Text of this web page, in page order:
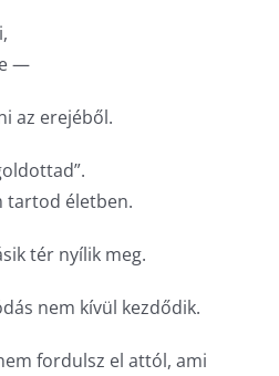
—
az erejéből.
tartod életben.
tér nyílik meg.
nem kívül kezdődik.
fordulsz el attól, ami